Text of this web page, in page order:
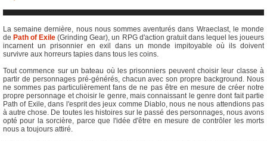
La semaine dernière, nous nous sommes aventurés dans Wraeclast, le monde
de Path of Exile (Grinding Gear), un RPG d'action gratuit dans lequel les joueurs
incarnent un prisonnier en exil dans un monde impitoyable où ils doivent
survivre aux horreurs tapies dans tous les coins.
Tout commence sur un bateau où les prisonniers peuvent choisir leur classe à
partir de personnages pré-générés, chacun avec son propre background. Nous
ne sommes pas particulièrement fans de ne pas être en mesure de créer notre
propre personnage et choisir le genre, mais connaissant le genre dont fait partie
Path of Exile, dans l'esprit des jeux comme Diablo, nous ne nous attendions pas
à autre chose. De toutes les histoires sur le passé des personnages, nous avons
opté pour la sorcière, parce que l'idée d'être en mesure de contrôler les morts
nous a toujours attiré.